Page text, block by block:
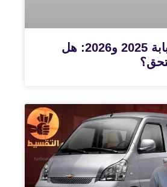
الفرق بين دبابة 2025 و2026: هل